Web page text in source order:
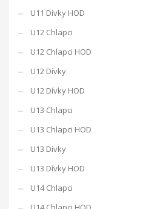
U11 Dívky HOD
U12 Chlapci
U12 Chlapci HOD
U12 Dívky
U12 Dívky HOD
U13 Chlapci
U13 Chlapci HOD
U13 Dívky
U13 Dívky HOD
U14 Chlapci